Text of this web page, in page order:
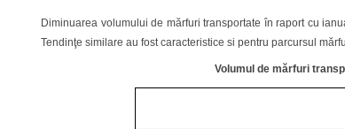
Diminuarea volumului de mărfuri transportate în raport cu
Tendinţe similare au fost caracteristice si pentru parcursul
Volumul de mărfuri